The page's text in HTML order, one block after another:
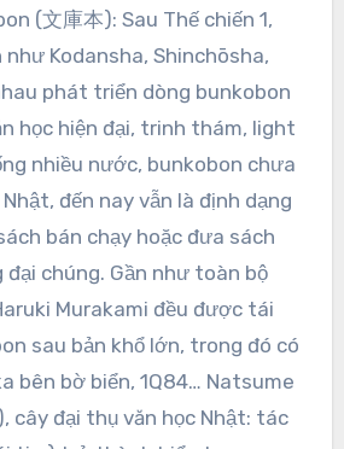
(文庫本): Sau Thế chiến 1,
Kodansha, Shinchōsha,
phát triển dòng bunkobon
học hiện đại, trinh thám, light
nhiều nước, bunkobon chưa
đến nay vẫn là định dạng
bán chạy hoặc đưa sách
chúng. Gần như toàn bộ
Murakami đều được tái
sau bản khổ lớn, trong đó có
bên bờ biển, 1Q84… Natsume
cây đại thụ văn học Nhật: tác